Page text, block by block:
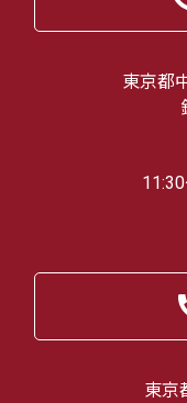
東京都
東京